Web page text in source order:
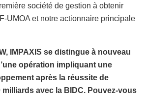
société de gestion à obtenir
UMOA et notre actionnaire principale
IMPAXIS se distingue à nouveau
opération impliquant une
après la réussite de
milliards avec la BIDC. Pouvez-vous